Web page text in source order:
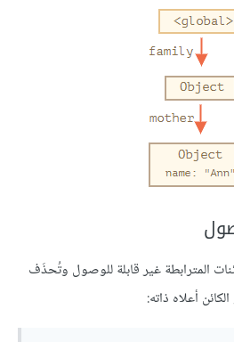
المترابطة غير قابلة للوصول وتُحذَف
أعلاه ذاته: